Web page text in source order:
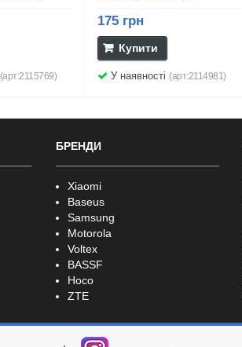
(арт:2115769)
175 грн
Купити
У наявності(арт:2114981)
БРЕНДИ
Xiaomi
Baseus
Samsung
Motorola
Voltex
BASSF
Hoco
ZTE